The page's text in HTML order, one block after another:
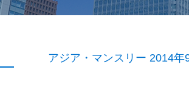
アジア・マンスリー 2014年